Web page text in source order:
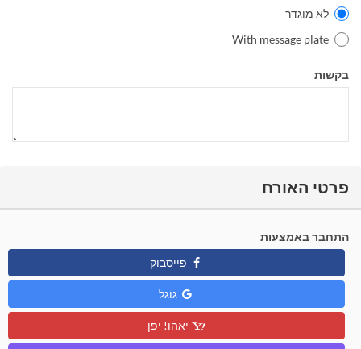
לא מוגדר
With message plate
בקשות
פרטי האורח
התחבר באמצעות
פייסבוק
גוגל
יאהו! יפן